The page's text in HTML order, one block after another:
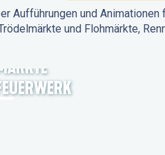
Aufführungen und
und Flohmärkte,